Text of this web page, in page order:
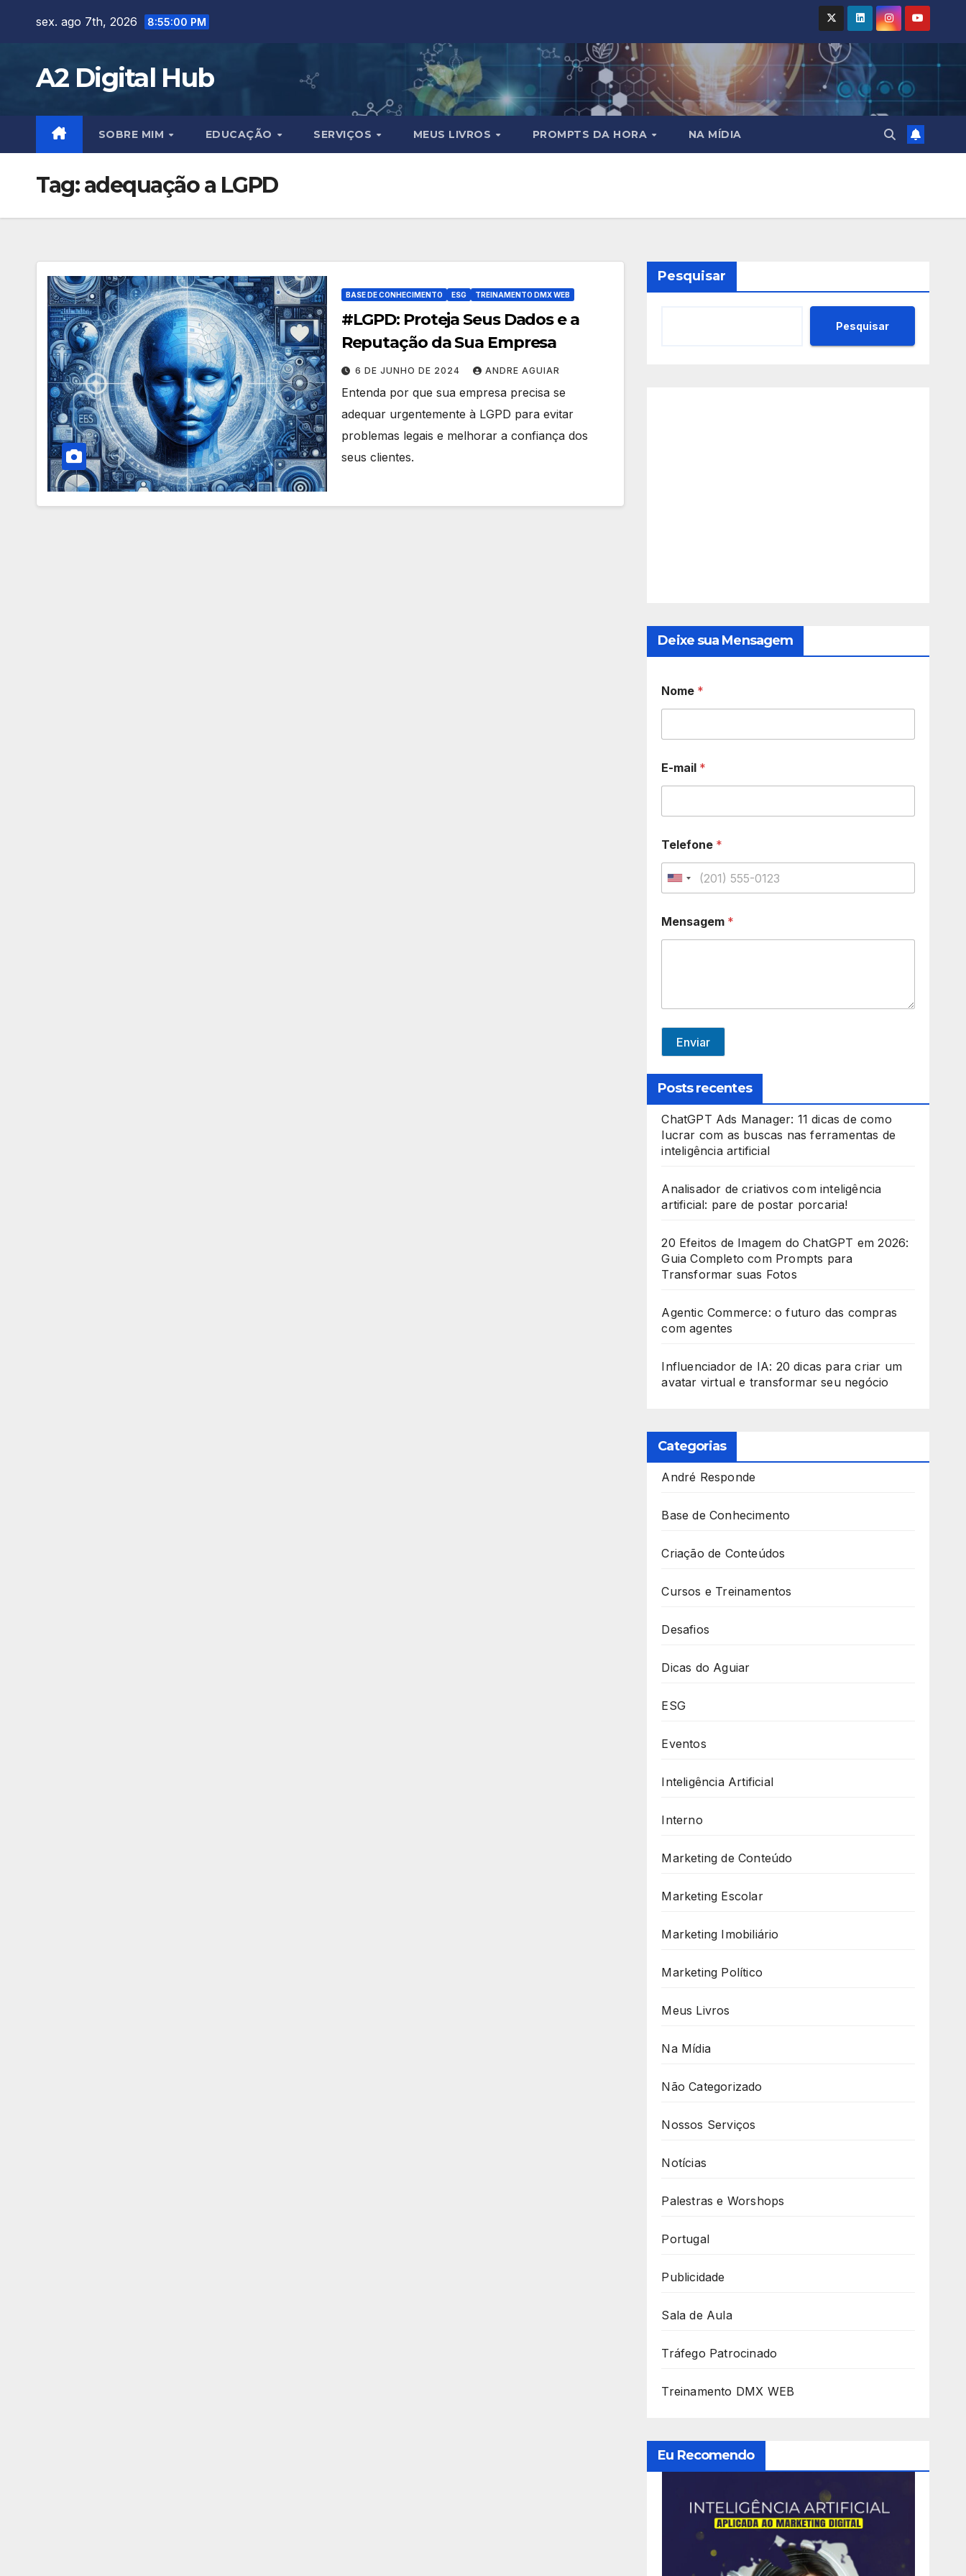
sex. ago 7th, 2026 8:55:01 PM
A2 Digital Hub
SOBRE MIM EDUCAÇÃO SERVIÇOS MEUS LIVROS PROMPTS DA HORA NA MÍDIA
Tag:adequação a LGPD
BASE DE CONHECIMENTO ESG TREINAMENTO DMX WEB
#LGPD: Proteja Seus Dados e a
Reputação da Sua Empresa
6 DE JUNHO DE 2024 ANDRE AGUIAR
Entenda por que sua empresa precisa se
adequar urgentemente à LGPD para evitar
problemas legais e melhorar a confiança dos
seus clientes.
Pesquisar
Pesquisar
Deixe sua Mensagem
Nome *
E-mail *
Telefone *
U
i
a
s
+
Mensagem *
Enviar
Posts recentes
ChatGPT Ads Manager: 11 dicas de como
lucrar com as buscas nas ferramentas de
inteligência artificial
Analisador de criativos com inteligência
artificial: pare de postar porcaria!
20 Efeitos de Imagem do ChatGPT em 2026:
Guia Completo com Prompts para
Transformar suas Fotos
Agentic Commerce: o futuro das compras
com agentes
Influenciador de IA: 20 dicas para criar um
avatar virtual e transformar seu negócio
Categorias
André Responde
Base de Conhecimento
Criação de Conteúdos
Cursos e Treinamentos
Desafios
Dicas do Aguiar
ESG
Eventos
Inteligência Artificial
Interno
Marketing de Conteúdo
Marketing Escolar
Marketing Imobiliário
Marketing Político
Meus Livros
Na Mídia
Não Categorizado
Nossos Serviços
Notícias
Palestras e Worshops
Portugal
Publicidade
Sala de Aula
Tráfego Patrocinado
Treinamento DMX WEB
Eu Recomendo